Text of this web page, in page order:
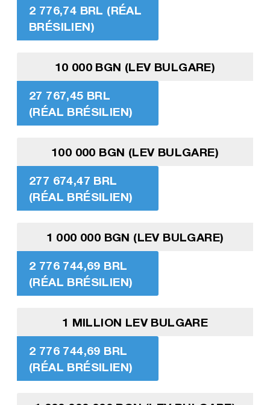
2 776,74 BRL (RÉAL
BRÉSILIEN)
10 000 BGN (LEV BULGARE)
27 767,45 BRL
(RÉAL BRÉSILIEN)
100 000 BGN (LEV BULGARE)
277 674,47 BRL
(RÉAL BRÉSILIEN)
1 000 000 BGN (LEV BULGARE)
2 776 744,69 BRL
(RÉAL BRÉSILIEN)
1 MILLION LEV BULGARE
2 776 744,69 BRL
(RÉAL BRÉSILIEN)